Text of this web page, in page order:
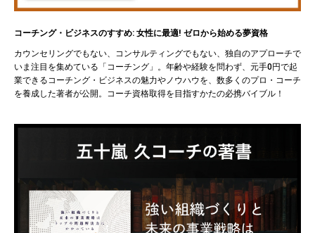
コーチング・ビジネスのすすめ: 女性に最適! ゼロから始める夢資格
カウンセリングでもない、コンサルティングでもない、独自のアプローチで
いま注目を集めている「コーチング」。年齢や経験を問わず、元手0円で起
業できるコーチング・ビジネスの魅力やノウハウを、数多くのプロ・コーチ
を養成した著者が公開。コーチ資格取得を目指すかたの必携バイブル！